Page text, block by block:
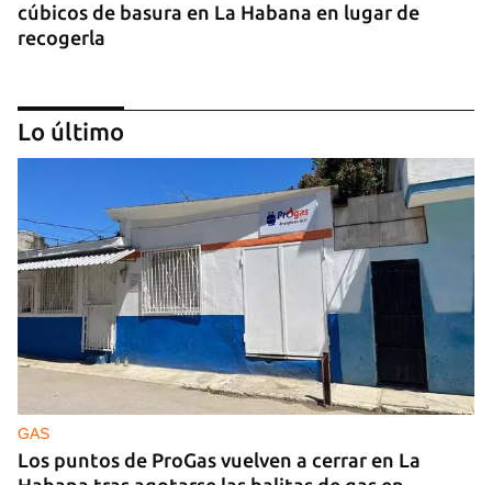
cúbicos de basura en La Habana en lugar de
recogerla
25N
Pese al subregistro de los datos oficiales, Cuba
tiene una alta incidencia de feminicidios
Lo último
GAS
Los puntos de ProGas vuelven a cerrar en La